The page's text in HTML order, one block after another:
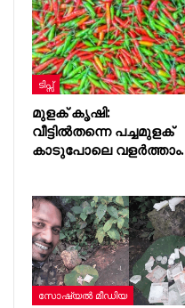
ടിപ്സ്
മുളക് കൃഷി:
വീട്ടിൽതന്നെ പച്ചമുളക്
കാടുപോലെ വളർത്താം.
സോഷ്യൽ മീഡിയ